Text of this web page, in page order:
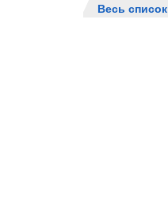
Весь список